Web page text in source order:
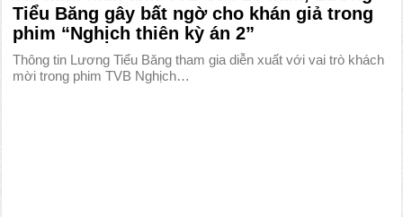
Tiểu Băng gây bất ngờ cho khán giả trong
phim “Nghịch thiên kỳ án 2”
Thông tin Lương Tiểu Băng tham gia diễn xuất với vai trò khách
mời trong phim TVB Nghịch…